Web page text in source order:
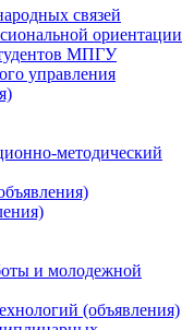
связей
ориентации
МПГУ
управления
методический
и молодежной
(объявления)